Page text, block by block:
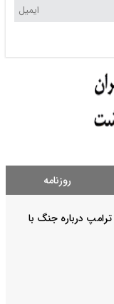
روزنامه
درباره جنگ با